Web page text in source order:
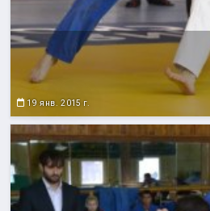
19 янв. 2015 г.